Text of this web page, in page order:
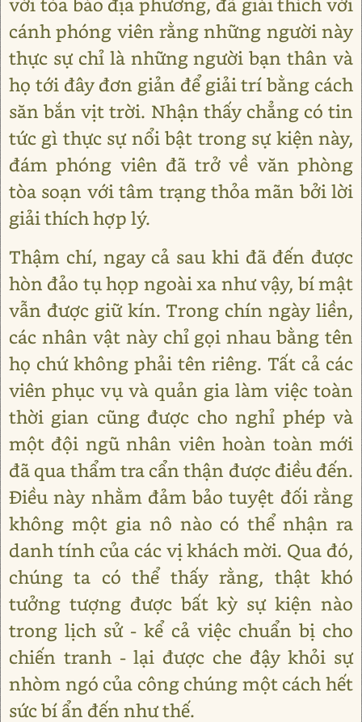
cánh phóng viên rằng những người này
thực sự chỉ là những người bạn thân và
họ tới đây đơn giản để giải trí bằng cách
săn bắn vịt trời. Nhận thấy chẳng có tin
tức gì thực sự nổi bật trong sự kiện này,
đám phóng viên đã trở về văn phòng
tòa soạn với tâm trạng thỏa mãn bởi lời
giải thích hợp lý.
Thậm chí, ngay cả sau khi đã đến được
hòn đảo tụ họp ngoài xa như vậy, bí mật
vẫn được giữ kín. Trong chín ngày liền,
các nhân vật này chỉ gọi nhau bằng tên
họ chứ không phải tên riêng. Tất cả các
viên phục vụ và quản gia làm việc toàn
thời gian cũng được cho nghỉ phép và
một đội ngũ nhân viên hoàn toàn mới
đã qua thẩm tra cẩn thận được điều đến.
Điều này nhằm đảm bảo tuyệt đối rằng
không một gia nô nào có thể nhận ra
danh tính của các vị khách mời. Qua đó,
chúng ta có thể thấy rằng, thật khó
tưởng tượng được bất kỳ sự kiện nào
trong lịch sử - kể cả việc chuẩn bị cho
chiến tranh - lại được che đậy khỏi sự
nhòm ngó của công chúng một cách hết
sức bí ẩn đến như thế.